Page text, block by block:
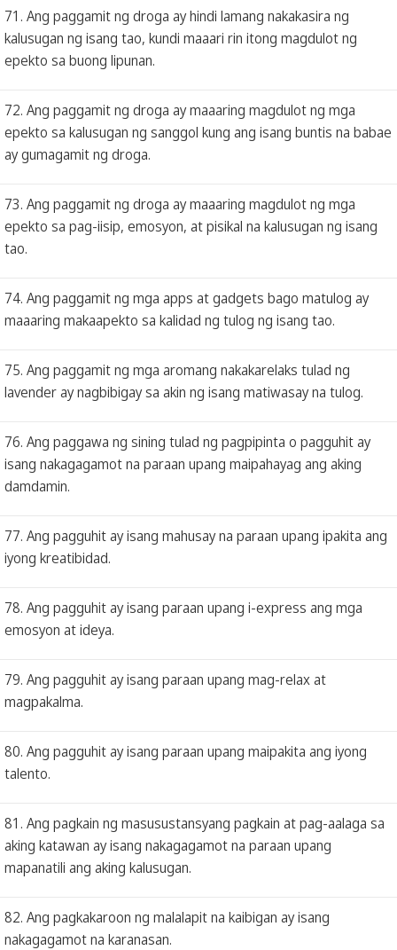
71. Ang paggamit ng droga ay hindi lamang nakakasira ng
kalusugan ng isang tao, kundi maaari rin itong magdulot ng
epekto sa buong lipunan.
72. Ang paggamit ng droga ay maaaring magdulot ng mga
epekto sa kalusugan ng sanggol kung ang isang buntis na babae
ay gumagamit ng droga.
73. Ang paggamit ng droga ay maaaring magdulot ng mga
epekto sa pag-iisip, emosyon, at pisikal na kalusugan ng isang
tao.
74. Ang paggamit ng mga apps at gadgets bago matulog ay
maaaring makaapekto sa kalidad ng tulog ng isang tao.
75. Ang paggamit ng mga aromang nakakarelaks tulad ng
lavender ay nagbibigay sa akin ng isang matiwasay na tulog.
76. Ang paggawa ng sining tulad ng pagpipinta o pagguhit ay
isang nakagagamot na paraan upang maipahayag ang aking
damdamin.
77. Ang pagguhit ay isang mahusay na paraan upang ipakita ang
iyong kreatibidad.
78. Ang pagguhit ay isang paraan upang i-express ang mga
emosyon at ideya.
79. Ang pagguhit ay isang paraan upang mag-relax at
magpakalma.
80. Ang pagguhit ay isang paraan upang maipakita ang iyong
talento.
81. Ang pagkain ng masusustansyang pagkain at pag-aalaga sa
aking katawan ay isang nakagagamot na paraan upang
mapanatili ang aking kalusugan.
82. Ang pagkakaroon ng malalapit na kaibigan ay isang
nakagagamot na karanasan.